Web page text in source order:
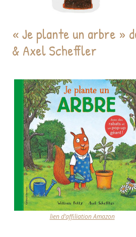
« Je plante un arbre »
& Axel Scheffler
lien d’affiliation Amazon